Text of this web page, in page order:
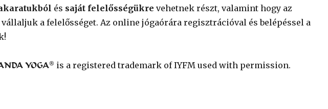
és saját felelősségükre vehetnek részt, valamint hogy az
a felelősséget. Az online jógaórára regisztrációval és belépéssel a
YOGA® is a registered trademark of IYFM used with permission.